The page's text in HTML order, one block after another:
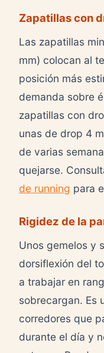
Zapatillas con
Las zapatillas
mm) colocan al
posición más
demanda sobre
zapatillas con
unas de drop 4
de varias
quejarse.
de running para
Rigidez de la
Unos gemelos y
dorsiflexión del
a trabajar en
sobrecargan. Es
corredores que
durante el día y